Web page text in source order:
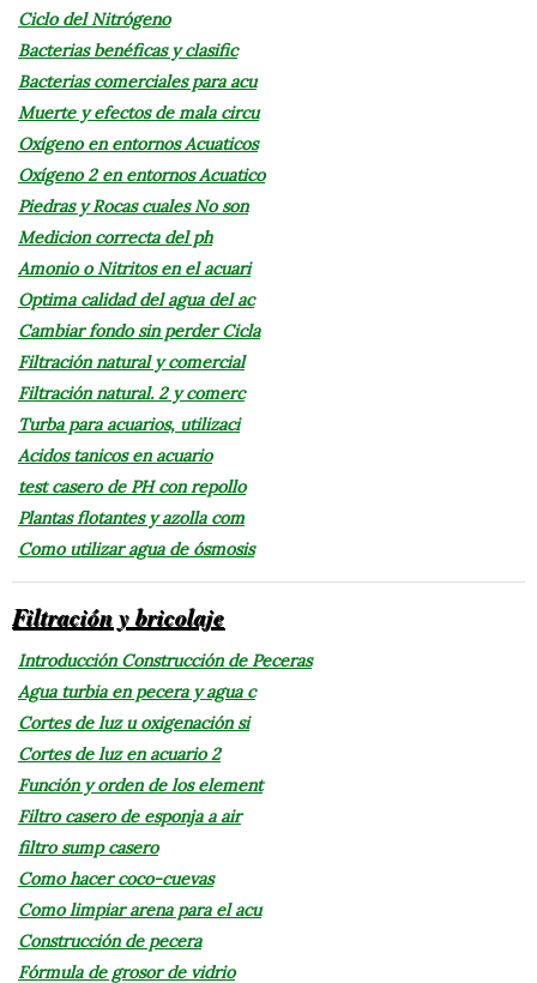
Ciclo del Nitrógeno
Bacterias benéficas y clasific
Bacterias comerciales para acu
Muerte y efectos de mala circu
Oxígeno en entornos Acuaticos
Oxígeno 2 en entornos Acuatico
Piedras y Rocas cuales No son
Medicion correcta del ph
Amonio o Nitritos en el acuari
Optima calidad del agua del ac
Cambiar fondo sin perder Cicla
Filtración natural y comercial
Filtración natural. 2 y comerc
Turba para acuarios, utilizaci
Acidos tanicos en acuario
test casero de PH con repollo
Plantas flotantes y azolla com
Como utilizar agua de ósmosis
Filtración y bricolaje
Introducción Construcción de Peceras
Agua turbia en pecera y agua c
Cortes de luz u oxigenación si
Cortes de luz en acuario 2
Función y orden de los element
Filtro casero de esponja a air
filtro sump casero
Como hacer coco-cuevas
Como limpiar arena para el acu
Construcción de pecera
Fórmula de grosor de vidrio